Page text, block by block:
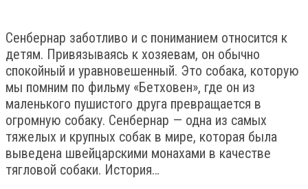
Сенбернар заботливо и с пониманием относится к
детям. Привязываясь к хозяевам, он обычно
спокойный и уравновешенный. Это собака, которую
мы помним по фильму «Бетховен», где он из
маленького пушистого друга превращается в
огромную собаку. Сенбернар — одна из самых
тяжелых и крупных собак в мире, которая была
выведена швейцарскими монахами в качестве
тягловой собаки. История…